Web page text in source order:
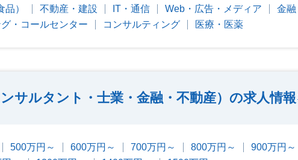
） 不動産・建設 IT・通信 Web・広告・メディア
金融
・コールセンター
コンサルティング 医療・医薬
サルタント・士業・金融・不動産）の求人情
500万円～ 600万円～ 700万円～ 800万円～ 900万円～